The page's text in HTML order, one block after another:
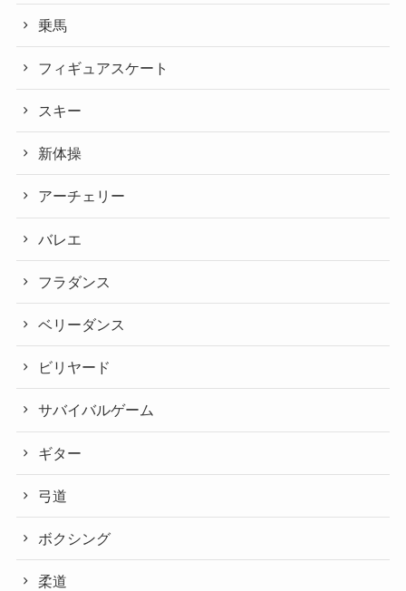
乗馬
フィギュアスケート
スキー
新体操
アーチェリー
バレエ
フラダンス
ベリーダンス
ビリヤード
サバイバルゲーム
ギター
弓道
ボクシング
柔道